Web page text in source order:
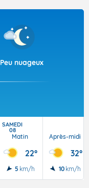
Peu nuageux
SAMEDI
08
Matin
22°
5 km/h
Après-midi
32°
10 km/h